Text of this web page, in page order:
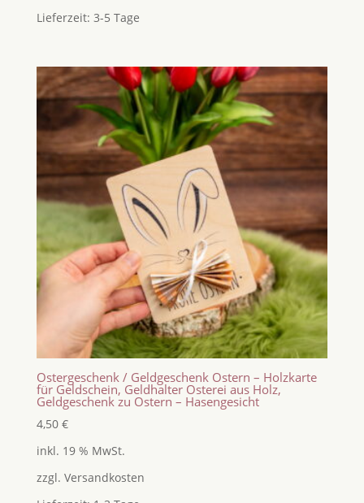
Lieferzeit: 3-5 Tage
Ostergeschenk / Geldgeschenk Ostern – Holzkarte
für Geldschein, Geldhalter Osterei aus Holz,
Geldgeschenk zu Ostern – Hasengesicht
4,50 €
inkl. 19 % MwSt.
zzgl. Versandkosten